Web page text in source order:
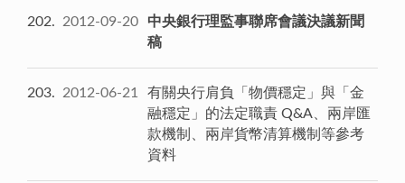
202 2012-09-20
中央銀行理監事聯席會議決議新聞
稿
203 2012-06-21
有關央行肩負「物價穩定」與「金
融穩定」的法定職責 Q&A、兩岸匯
款機制、兩岸貨幣清算機制等參考
資料